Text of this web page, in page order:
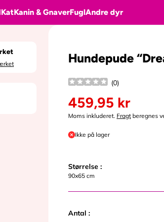
KatKanin & GnaverFuglAndre dyr
Hundepude
(0)
N
o
m
p
r
s
459,95 kr
Moms inkluderet. Fragt beregnes
Ikke på lager
Størrelse :
90x65 cm
Antal :